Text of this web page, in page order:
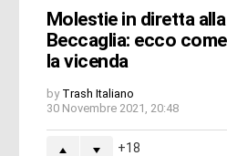
Molestie in diretta
Beccaglia: ecco
la vicenda
by Trash Italiano
30 Novembre 2021, 20:48
18